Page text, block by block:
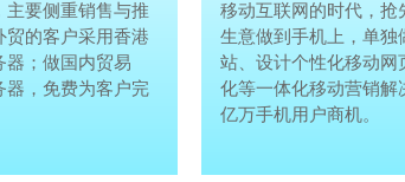
客户要做网
传达给客
要求，通过
户定制高端
主要侧重销售与推
贸的客户采用香港
器；做国内贸易
器，免费为客户完
贸易型网站制作，主要侧重
广方面开发，做外贸的客户
服务器或国外服务器；做国
的，采用国内服务器，免费
善网站备案。
移动互联网的时代，抢
生意做到手机上，单独
站、设计个性化移动网
化等一体化移动营销解
亿万手机用户商机。